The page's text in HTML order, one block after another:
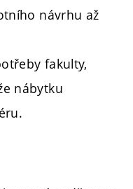
návrhu až
fakulty,
nábytku